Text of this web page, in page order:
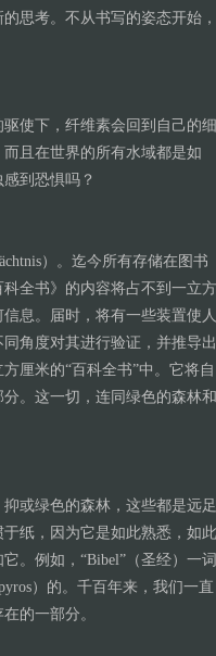
思考。不从书写的姿态开始，
使下，纤维素会回到自己的细
且在世界的所有水域都是如
到恐惧吗？
）。迄今所有存储在图书
全书》的内容将占不到一立方
息。届时，将有一些装置使人
角度对其进行验证，并推导出
厘米的“百科全书”中。它将自
。这一切，连同绿色的森林和
或绿色的森林，这些都是远足
纸，因为它是如此熟悉，如此
。例如，“Bibel”（圣经）一词
）的。千百年来，我们一直
的一部分。